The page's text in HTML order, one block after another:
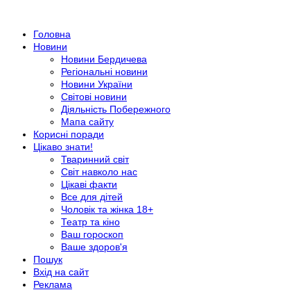
Головна
Новини
Новини Бердичева
Регіональні новини
Новини України
Світові новини
Діяльність Побережного
Мапа сайту
Корисні поради
Цікаво знати!
Тваринний світ
Світ навколо нас
Цікаві факти
Все для дітей
Чоловік та жінка 18+
Театр та кіно
Ваш гороскоп
Ваше здоров'я
Пошук
Вхід на сайт
Реклама